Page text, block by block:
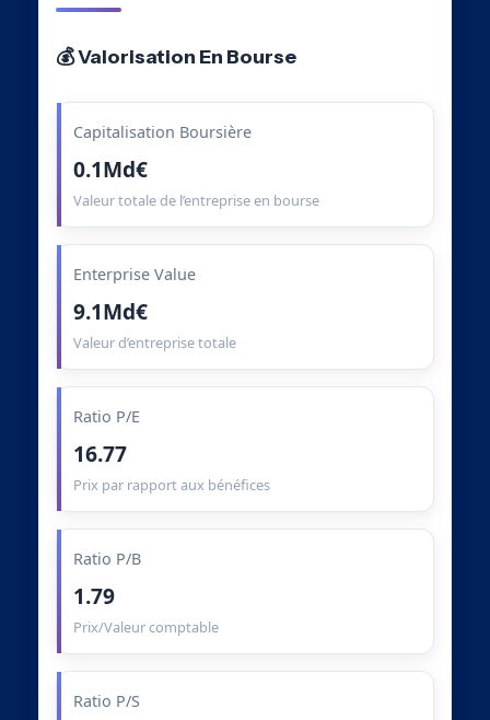
💰 Valorisation En Bourse
Capitalisation Boursière
0.1Md€
Valeur totale de l’entreprise en bourse
Enterprise Value
9.1Md€
Valeur d’entreprise totale
Ratio P/E
16.77
Prix par rapport aux bénéfices
Ratio P/B
1.79
Prix/Valeur comptable
Ratio P/S